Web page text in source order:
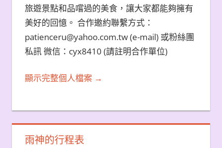
旅遊景點和品嚐過的美食，讓大家都能夠擁有
美好的回憶。 合作邀約聯繫方式：
patienceru@yahoo.com.tw (e-mail) 或粉絲團
私訊 微信：cyx8410 (請註明合作單位)
顯示完整個人檔案 →
雨神的行程表